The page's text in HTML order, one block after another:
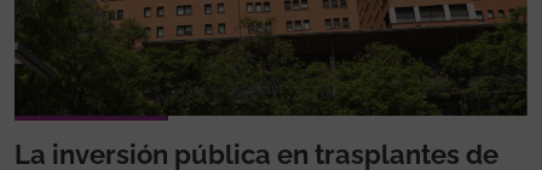
La inversión pública en trasplantes de